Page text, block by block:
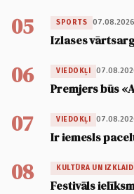
05 SPORTS
Izlases
06 VIEDOKĻI
Premjers būs
07 VIEDOKĻI
Ir iemesls
08 KULTŪRA UN
Festivāls